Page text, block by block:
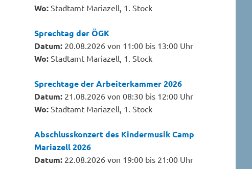
Wo: Stadtamt Mariazell, 1. Stock
Sprechtag der ÖGK
Datum: 20.08.2026 von 11:00 bis 13:00 Uhr
Wo: Stadtamt Mariazell, 1. Stock
Sprechtage der Arbeiterkammer 2026
Datum: 21.08.2026 von 08:30 bis 12:00 Uhr
Wo: Stadtamt Mariazell, 1. Stock
Abschlusskonzert des Kindermusik Camp
Mariazell 2026
Datum: 22.08.2026 von 19:00 bis 21:00 Uhr